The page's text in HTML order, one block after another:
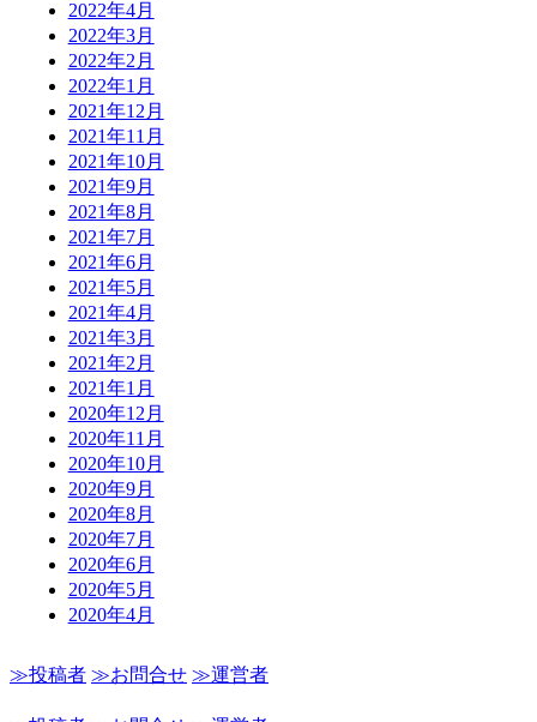
2022年4月
2022年3月
2022年2月
2022年1月
2021年12月
2021年11月
2021年10月
2021年9月
2021年8月
2021年7月
2021年6月
2021年5月
2021年4月
2021年3月
2021年2月
2021年1月
2020年12月
2020年11月
2020年10月
2020年9月
2020年8月
2020年7月
2020年6月
2020年5月
2020年4月
≫投稿者 ≫お問合せ ≫運営者